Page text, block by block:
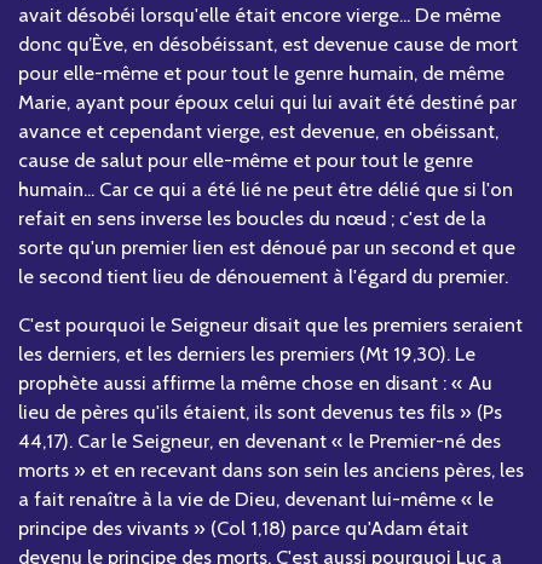
avait désobéi lorsqu'elle était encore vierge... De même
donc qu’Ève, en désobéissant, est devenue cause de mort
pour elle-même et pour tout le genre humain, de même
Marie, ayant pour époux celui qui lui avait été destiné par
avance et cependant vierge, est devenue, en obéissant,
cause de salut pour elle-même et pour tout le genre
humain... Car ce qui a été lié ne peut être délié que si l'on
refait en sens inverse les boucles du nœud ; c'est de la
sorte qu'un premier lien est dénoué par un second et que
le second tient lieu de dénouement à l'égard du premier.
C'est pourquoi le Seigneur disait que les premiers seraient
les derniers, et les derniers les premiers (Mt 19,30). Le
prophète aussi affirme la même chose en disant : « Au
lieu de pères qu'ils étaient, ils sont devenus tes fils » (Ps
44,17). Car le Seigneur, en devenant « le Premier-né des
morts » et en recevant dans son sein les anciens pères, les
a fait renaître à la vie de Dieu, devenant lui-même « le
principe des vivants » (Col 1,18) parce qu'Adam était
devenu le principe des morts. C'est aussi pourquoi Luc a